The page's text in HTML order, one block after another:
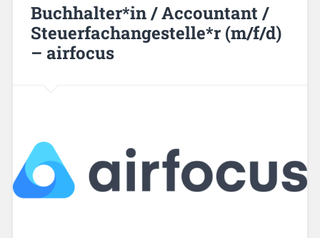
Buchhalter*in / Accountant /
Steuerfachangestelle*r (m/f/d)
– airfocus